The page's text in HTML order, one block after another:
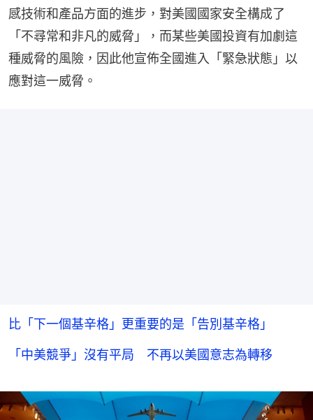
感技術和產品方面的進步，對美國國家安全構成了
「不尋常和非凡的威脅」，而某些美國投資有加劇這
種威脅的風險，因此他宣佈全國進入「緊急狀態」以
應對這一威脅。
比「下一個基辛格」更重要的是「告別基辛格」
「中美競爭」沒有平局 不再以美國意志為轉移